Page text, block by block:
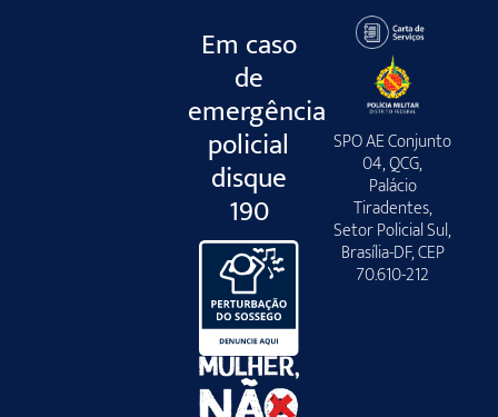
Em caso
de
emergência
policial
disque
190
SPO AE Conjunto
04, QCG,
Palácio
Tiradentes,
Setor Policial Sul,
Brasília-DF, CEP
70.610-212